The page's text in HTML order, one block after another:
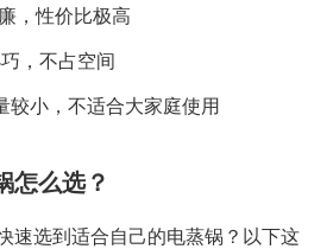
，性价比极高
，不占空间
小，不适合大家庭使用
怎么选？
速选到适合自己的电蒸锅？以下这